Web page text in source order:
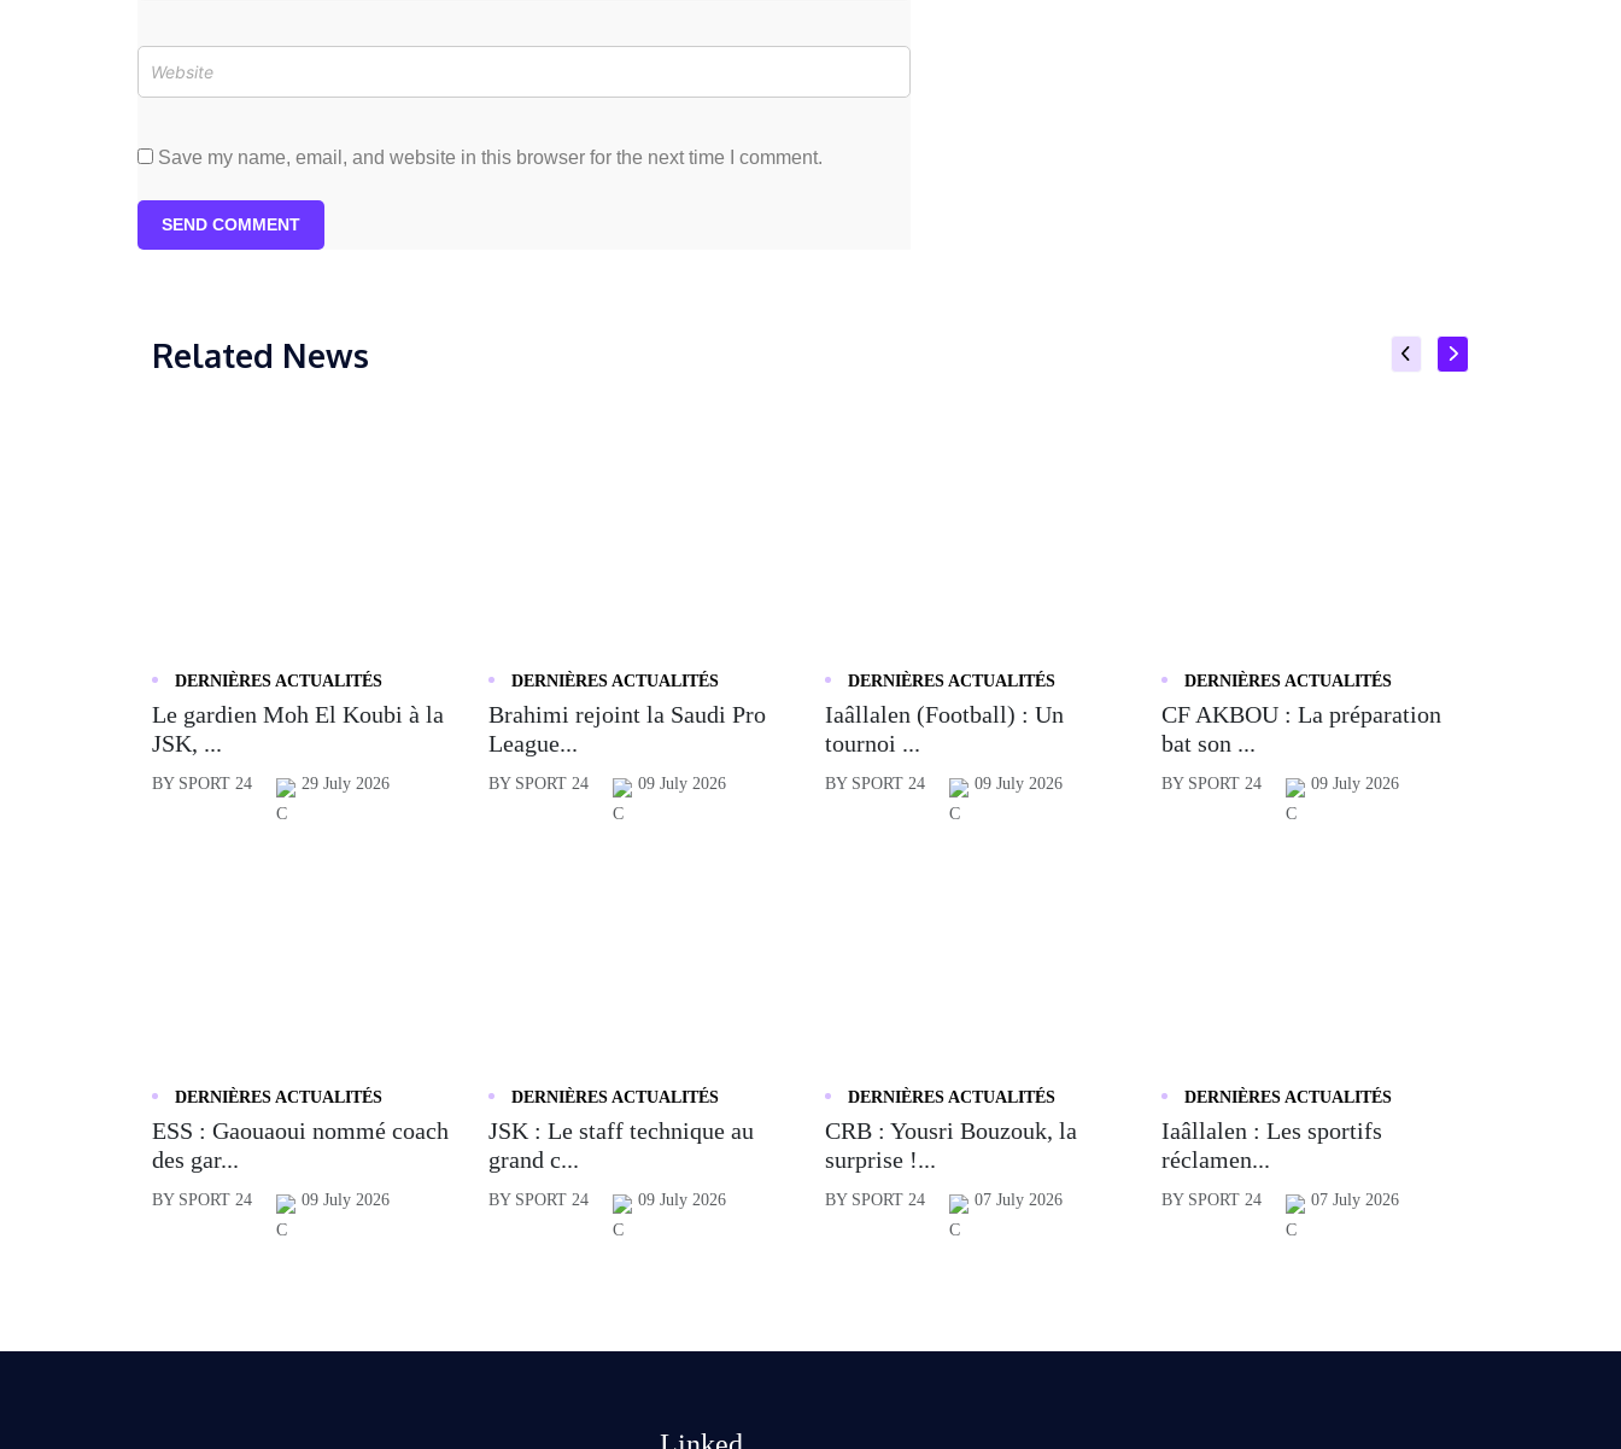
Save my name, email, and website in this browser for the next time I comment.
SEND COMMENT
Related News
DERNIÈRES ACTUALITÉS
Le gardien Moh El Koubi à la
JSK, ...
BY SPORT 24 29 July 2026
DERNIÈRES ACTUALITÉS
Brahimi rejoint la Saudi Pro
League...
BY SPORT 24 09 July 2026
DERNIÈRES ACTUALITÉS
Iaâllalen (Football) : Un
tournoi ...
BY SPORT 24 09 July 2026
DERNIÈRES ACTUALITÉS
CF AKBOU : La préparation
bat son ...
BY SPORT 24 09 July 2026
DERNIÈRES ACTUALITÉS
ESS : Gaouaoui nommé coach
des gar...
BY SPORT 24 09 July 2026
DERNIÈRES ACTUALITÉS
JSK : Le staff technique au
grand c...
BY SPORT 24 09 July 2026
DERNIÈRES ACTUALITÉS
CRB : Yousri Bouzouk, la
surprise !...
BY SPORT 24 07 July 2026
DERNIÈRES ACTUALITÉS
Iaâllalen : Les sportifs
réclamen...
BY SPORT 24 07 July 2026